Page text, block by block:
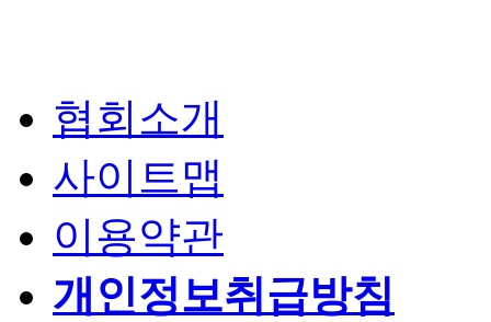
협회소개
사이트맵
이용약관
개인정보취급방침